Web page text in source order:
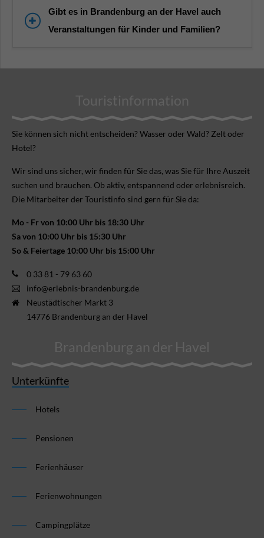
Gibt es in Brandenburg an der Havel auch
Veranstaltungen für Kinder und Familien?
Touristinformation
Sie können sich nicht ent­scheiden? Wasser oder Wald? Zelt oder
Hotel?
Wir sind uns sicher, wir finden für Sie das, was Sie für Ihre Aus­zeit
suchen und brauchen. Ob aktiv, ent­spannend oder erlebnis­reich.
Die Mitarbeiter der Touristinfo sind gern für Sie da:
Mo - Fr von 10:00 Uhr bis 18:30 Uhr
Sa von 10:00 Uhr bis 15:30 Uhr
So & Feiertage 10:00 Uhr bis 15:00 Uhr
0 33 81 - 79 63 60
info@erlebnis-brandenburg.de
Neustädtischer Markt 3
14776 Brandenburg an der Havel
Brandenburg an der Havel
Unterkünfte
Hotels
Pensionen
Ferienhäuser
Ferienwohnungen
Campingplätze